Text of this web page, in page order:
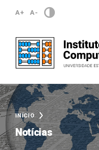
A+ A-
INÍCIO
Notícias